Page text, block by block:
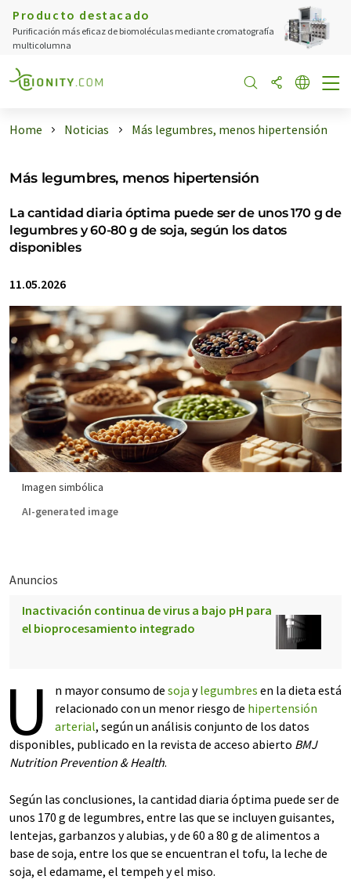
Producto destacado
Purificación más eficaz de biomoléculas mediante cromatografía
multicolumna
Home Noticias Más legumbres, menos hipertensión
Más legumbres, menos hipertensión
La cantidad diaria óptima puede ser de unos 170 g de
legumbres y 60-80 g de soja, según los datos
disponibles
11.05.2026
Imagen simbólica
AI-generated image
Anuncios
Inactivación continua de virus a bajo pH para
el bioprocesamiento integrado
U n mayor consumo de soja ylegumbres en la dieta está
relacionado con un menor riesgo de hipertensión
arterial, según un análisis conjunto de los datos
disponibles, publicado en la revista de acceso abierto BMJ
Nutrition Prevention & Health.
Según las conclusiones, la cantidad diaria óptima puede ser de
unos 170 g de legumbres, entre las que se incluyen guisantes,
lentejas, garbanzos y alubias, y de 60 a 80 g de alimentos a
base de soja, entre los que se encuentran el tofu, la leche de
soja, el edamame, el tempeh y el miso.